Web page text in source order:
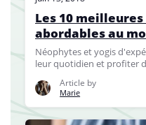
Les 10
abordables au
Néophytes et yogis
leur quotidien et profiter
Article by
Marie